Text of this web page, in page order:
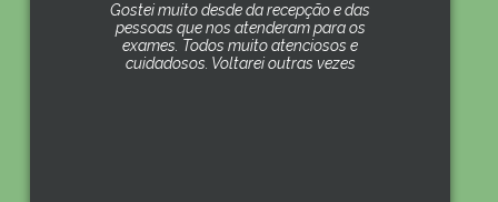
Gostei muito desde da recepção e das
pessoas que nos atenderam para os
exames. Todos muito atenciosos e
cuidadosos. Voltarei outras vezes